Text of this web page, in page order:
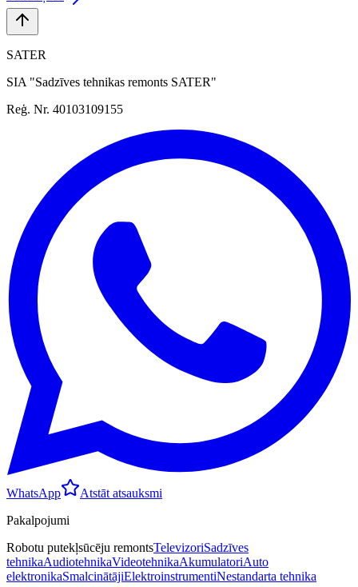
SATER
SIA "Sadzīves tehnikas remonts SATER"
Reģ. Nr. 40103109155
WhatsApp
Atstāt atsauksmi
Pakalpojumi
Robotu putekļsūcēju remontsTelevizoriSadzīves
tehnikaAudiotehnikaVideotehnikaAkumulatoriAuto
elektronikaSmalcinātājiElektroinstrumentiNestandarta tehnika